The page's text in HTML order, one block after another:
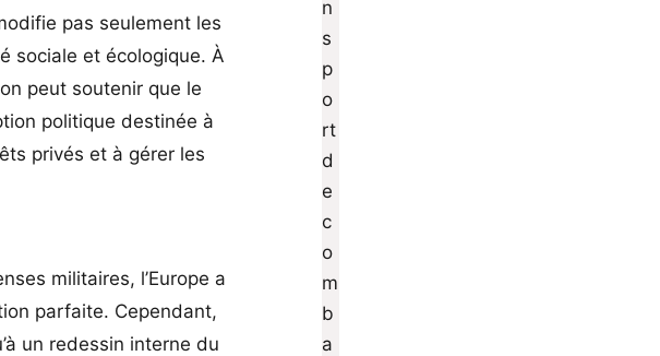
pas seulement les
sociale et écologique. À
peut soutenir que le
politique destinée à
privés et à gérer les
militaires, l’Europe a
parfaite. Cependant,
un redessin interne du